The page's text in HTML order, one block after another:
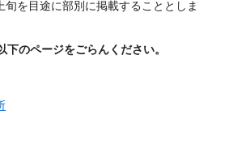
旬を目途に部別に掲載することとしま
のページをごらんください。